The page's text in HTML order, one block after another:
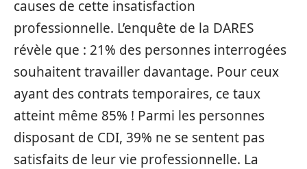
causes de cette insatisfaction
professionnelle. L’enquête de la DARES
révèle que : 21% des personnes interrogées
souhaitent travailler davantage. Pour ceux
ayant des contrats temporaires, ce taux
atteint même 85% ! Parmi les personnes
disposant de CDI, 39% ne se sentent pas
satisfaits de leur vie professionnelle. La